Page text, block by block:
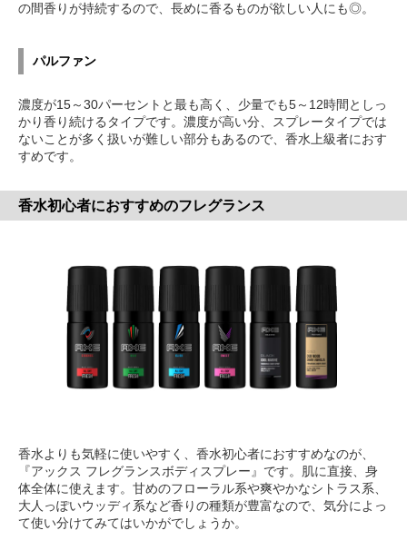
の間香りが持続するので、長めに香るものが欲しい人にも◎。
パルファン
濃度が15～30パーセントと最も高く、少量でも5～12時間としっ
かり香り続けるタイプです。濃度が高い分、スプレータイプでは
ないことが多く扱いが難しい部分もあるので、香水上級者におす
すめです。
香水初心者におすすめのフレグランス
香水よりも気軽に使いやすく、香水初心者におすすめなのが、
『アックス フレグランスボディスプレー』です。肌に直接、身
体全体に使えます。甘めのフローラル系や爽やかなシトラス系、
大人っぽいウッディ系など香りの種類が豊富なので、気分によっ
て使い分けてみてはいかがでしょうか。